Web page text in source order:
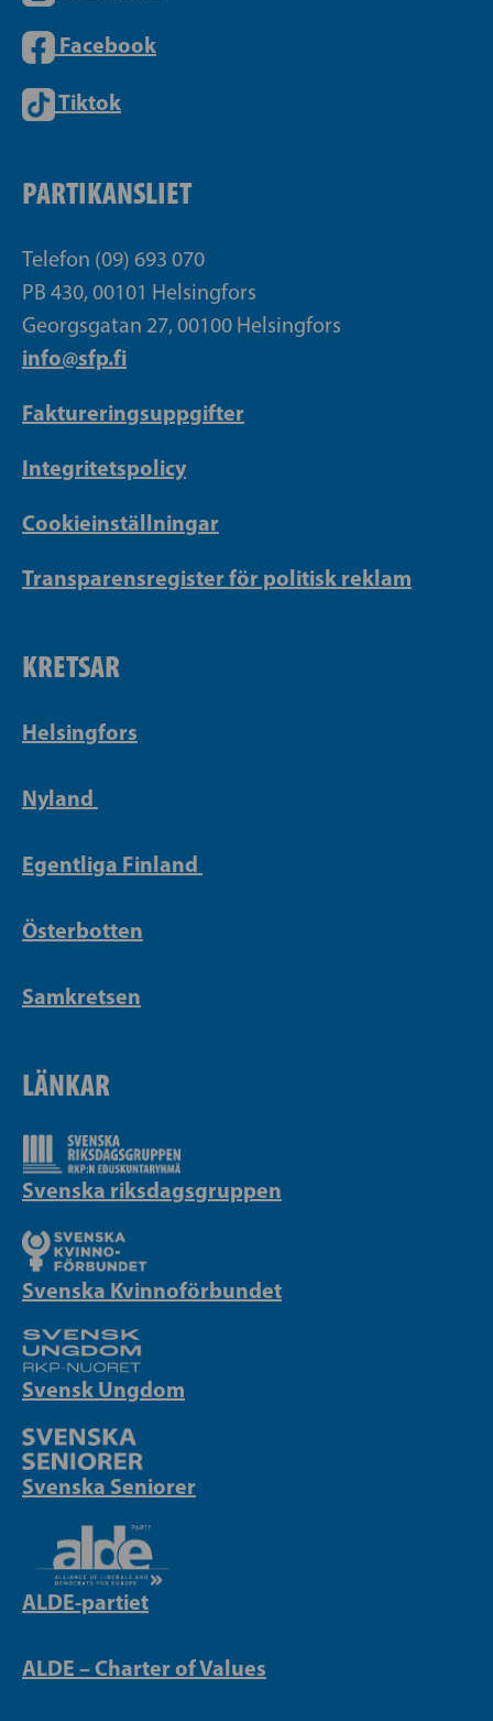
Facebook
Tiktok
PARTIKANSLIET
Telefon (09) 693 070
PB 430, 00101 Helsingfors
Georgsgatan 27, 00100 Helsingfors
info@sfp.fi
Faktureringsuppgifter
Integritetspolicy
Cookieinställningar
Transparensregister för politisk reklam
KRETSAR
Helsingfors
Nyland
Egentliga Finland
Österbotten
Samkretsen
LÄNKAR
Svenska riksdagsgruppen
Svenska Kvinnoförbundet
Svensk Ungdom
Svenska Seniorer
ALDE-partiet
ALDE – Charter of Values